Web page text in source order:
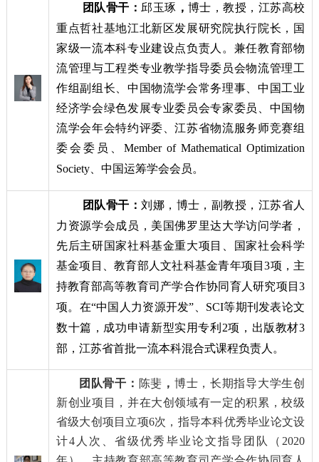
团队骨干：邱玉琢 ，博士，教授，江苏高校
重点哲社基地江北新区发展研究院执行院长，国
家级一流本科专业建设点负责人。兼任教育部物
流管理与工程类专业教学指导委员会物流管理工
作组副组长、中国物流学会常务理事、中国工业
经济学会绿色发展专业委员会专家委员、中国物
流学会年会特约评委、江苏省物流服务师竞赛组
委会委员、 Member of Mathematical Optimization
Society 、中国运筹学会会员。
团队骨干：刘娜 ， 博士，副教授，江苏省人
力资源学会成员，美国佛罗里达大学访问学者，
先后主研国家社科基金重大项目、国家社会科学
基金项目、教育部人文社科基金青年项目3项，主
持教育部高等教育司产学合作协同育人研究项目 3
项。在“中国人力资源开发”、 SCI等期刊发表论文
数十篇，成功申请新型实用专利 2项，出版教材3
部，江苏省首批一流本科混合式课程负责人。
团队骨干： 陈斐 ， 博士，长期指导大学生创
新创业项目，并在大创领域有一定的积累，校级
省级大创项目立项6次，指导本科优秀毕业论文设
计4 人次、省级优秀毕业论文指导团队（ 2020